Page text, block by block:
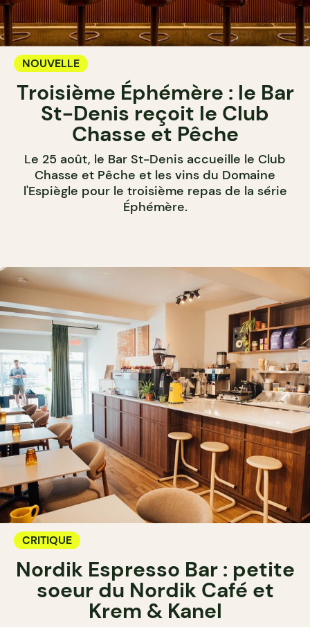
NOUVELLE
Troisième Éphémère : le Bar
St-Denis reçoit le Club
Chasse et Pêche
Le 25 août, le Bar St-Denis accueille le Club
Chasse et Pêche et les vins du Domaine
l'Espiègle pour le troisième repas de la série
Éphémère.
CRITIQUE
Nordik Espresso Bar : petite
soeur du Nordik Café et
Krem & Kanel